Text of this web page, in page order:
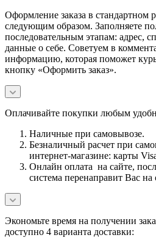
Оформление заказа в стандартном
следующим образом. Заполняете
последовательным этапам: адрес,
данные о себе. Советуем в
информацию, которая поможет
кнопку «Оформить заказ».
Оплачивайте покупки любым
Наличные при самовывозе.
Безналичный расчет при
интернет-магазине: карты
Онлайн оплата на сайте,
система перенаправит Вас
Экономьте время на получении
доступно 4 варианта доставки: